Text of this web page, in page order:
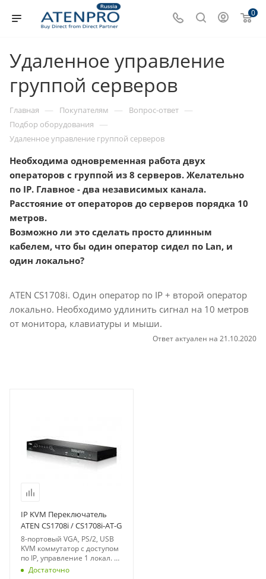
0
Удаленное управление
группой серверов
Главная — Покупателям — Вопрос-ответ —
Подбор оборудования —
Удаленное управление группой серверов
Необходима одновременная работа двух
операторов с группой из 8 серверов. Желательно
по IP. Главное - два независимых канала.
Расстояние от операторов до серверов порядка 10
метров.
Возможно ли это сделать просто длинным
кабелем, что бы один оператор сидел по Lan, и
один локально?
ATEN CS1708i. Один оператор по IP + второй оператор
локально. Необходимо удлинить сигнал на 10 метров
от монитора, клавиатуры и мыши.
Ответ актуален на 21.10.2020
IP KVM Переключатель
ATEN CS1708i / CS1708i-AT-G
8-портовый VGA, PS/2, USB
KVM коммутатор с доступом
по IP, управление 1 локал. +
1 удал. (1920x1200)
Достаточно